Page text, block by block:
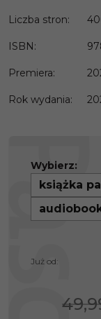
Liczba stron:
ISBN:
Premiera:
Rok wydania:
Wybierz:
książka
Już od: